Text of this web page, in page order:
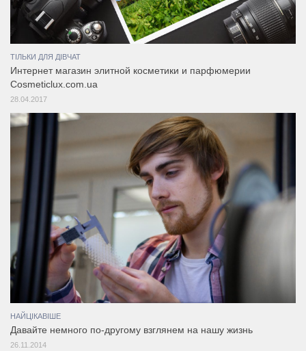
ТІЛЬКИ ДЛЯ ДІВЧАТ
Интернет магазин элитной косметики и парфюмерии
Cosmeticlux.com.ua
28.04.2017
НАЙЦІКАВІШЕ
Давайте немного по-другому взглянем на нашу жизнь
26.11.2014